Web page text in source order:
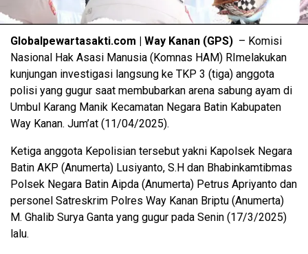
Globalpewartasakti.com | Way Kanan (GPS) – Komisi
Nasional Hak Asasi Manusia (Komnas HAM) RImelakukan
kunjungan investigasi langsung ke TKP 3 (tiga) anggota
polisi yang gugur saat membubarkan arena sabung ayam di
Umbul Karang Manik Kecamatan Negara Batin Kabupaten
Way Kanan. Jum’at (11/04/2025).
Ketiga anggota Kepolisian tersebut yakni Kapolsek Negara
Batin AKP (Anumerta) Lusiyanto, S.H dan Bhabinkamtibmas
Polsek Negara Batin Aipda (Anumerta) Petrus Apriyanto dan
personel Satreskrim Polres Way Kanan Briptu (Anumerta)
M. Ghalib Surya Ganta yang gugur pada Senin (17/3/2025)
lalu.